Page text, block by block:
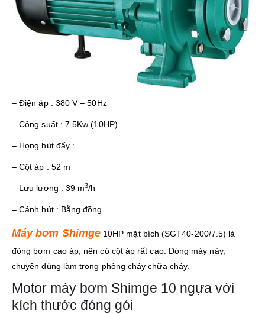
– Điện áp : 380 V – 50Hz
– Công suất : 7.5Kw (10HP)
– Họng hút đẩy :
– Cột áp : 52 m
– Lưu lượng : 39 m3/h
– Cánh hút : Bằng đồng
Máy bơm Shimge10HP mặt bích (SGT40-200/7.5) là
đòng bơm cao áp, nên có cột áp rất cao. Dòng máy này,
chuyên dùng làm trong phòng cháy chữa cháy.
Motor máy bơm Shimge 10 ngựa với
kích thước đóng gói